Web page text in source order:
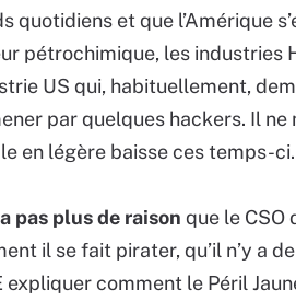
quotidiens et que l’Amérique
pétrochimique, les industries
US qui, habituellement,
par quelques hackers. Il
en légère baisse ces temps-ci.
pas plus de raison que le CSO
il se fait pirater, qu’il n’y a
expliquer comment le Péril